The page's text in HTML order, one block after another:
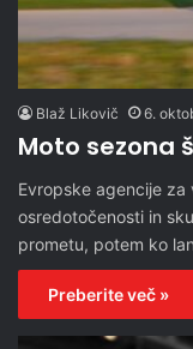
Blaž Likovič 6.
Moto sezona
Evropske agencije
osredotočenosti in
prometu, potem ko
Preberite več »